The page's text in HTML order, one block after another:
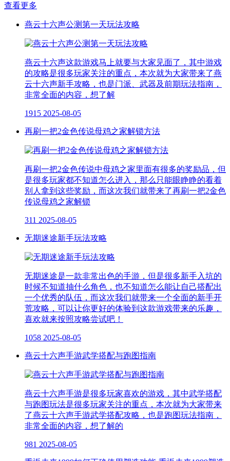
查看更多
燕云十六声公测第一天玩法攻略
燕云十六声这款游戏马上就要与大家见面了，其中游戏
的攻略是很多玩家关注的重点，本次就为大家带来了燕
云十六声新手攻略，也是门派、武器及前期玩法指南，
非常全面的内容，想了解
1915 2025-08-05
再刷一把2金色传说母鸡之家解锁方法
再刷一把2金色传说中母鸡之家里面有很多的奖励品，但
是很多玩家都不知道怎么进入，那么只能眼睁睁的看着
别人拿到这些奖励，而这次我们就带来了再刷一把2金色
传说母鸡之家解锁
311 2025-08-05
无期迷途新手玩法攻略
无期迷途是一款非常出色的手游，但是很多新手入坑的
时候不知道抽什么角色，也不知道怎么能让自己搭配出
一个优秀的队伍，而这次我们就带来一个全面的新手开
荒攻略，可以让你更好的体验到这款游戏带来的乐趣，
喜欢就来按照攻略尝试吧！
1058 2025-08-05
燕云十六声手游武学搭配与跑图指南
燕云十六声手游是很多玩家喜欢的游戏，其中武学搭配
与跑图玩法是很多玩家关注的重点，本次就为大家带来
了燕云十六声手游武学搭配攻略，也是跑图玩法指南，
非常全面的内容，想了解的
981 2025-08-05